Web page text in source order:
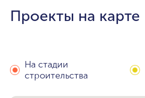
Проекты на карте
На стадии
строительства